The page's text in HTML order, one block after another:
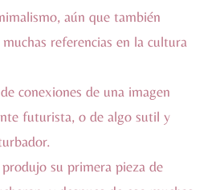
aún que también
referencias en la cultura
conexiones de una imagen
futurista, o de algo sutil y
su primera pieza de